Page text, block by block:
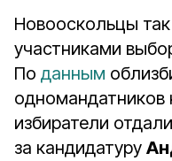
Новооскольцы
участниками
По данным
одномандатников
избиратели
за кандидатуру